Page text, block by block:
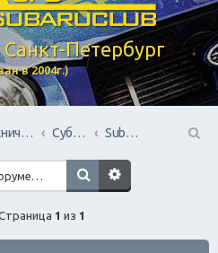
Петербург
в 2004г.)
Технический раздел Субару Cервисы Санкт-Петербурга
Subaru BOX &amp; Donorparts shop
1 из 1